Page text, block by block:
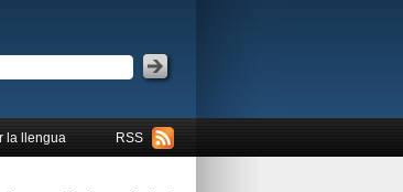
RSS
la llengua